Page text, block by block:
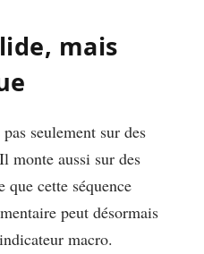
mais
seulement sur des
monte aussi sur des
que cette séquence
peut désormais
macro.